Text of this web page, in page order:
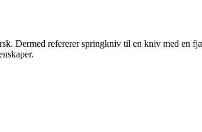
Dermed refererer springkniv til en kniv med en